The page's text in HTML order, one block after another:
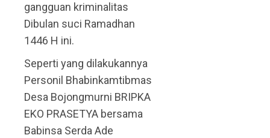
gangguan kriminalitas
Dibulan suci Ramadhan
1446 H ini.
Seperti yang dilakukannya
Personil Bhabinkamtibmas
Desa Bojongmurni BRIPKA
EKO PRASETYA bersama
Babinsa Serda Ade